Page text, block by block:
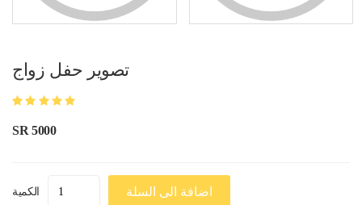
تصوير حفل زواج
SR 5000
الكمية اضافة الى السلة